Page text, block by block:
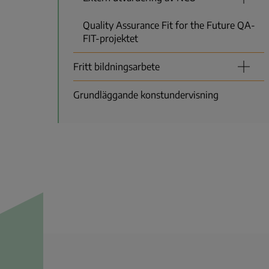
Quality Assurance Fit for the Future QA-
FIT-projektet
Fritt bildningsarbete
Grundläggande konstundervisning